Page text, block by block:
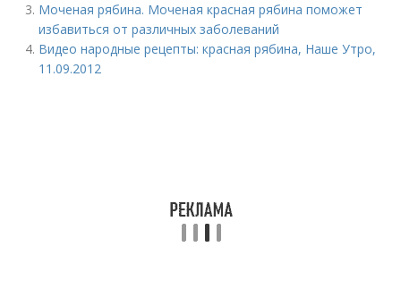
Моченая рябина. Моченая красная рябина поможет
избавиться от различных заболеваний
Видео народные рецепты: красная рябина, Наше Утро,
11.09.2012